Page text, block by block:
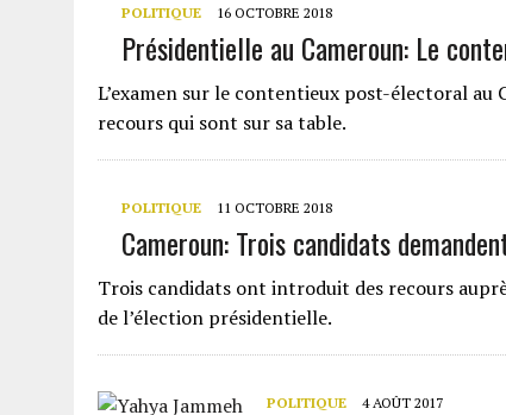
POLITIQUE 16 OCTOBRE 2018
Présidentielle au Cameroun: Le
L’examen sur le contentieux post-électoral
recours qui sont sur sa table.
POLITIQUE 11 OCTOBRE 2018
Cameroun: Trois candidats
Trois candidats ont introduit des recours
de l’élection présidentielle.
POLITIQUE 4 AOÛT 2017